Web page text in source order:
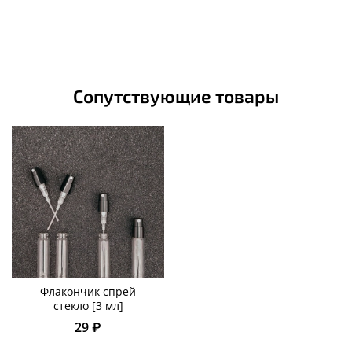
Сопутствующие товары
Флакончик спрей
стекло [3 мл]
29 ₽